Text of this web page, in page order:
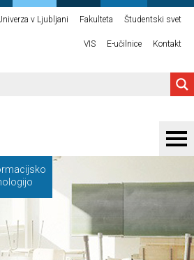
v Ljubljani Fakulteta Študentski svet
VIS E-učilnice Kontakt